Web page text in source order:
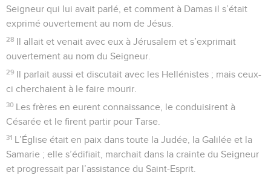
Seigneur qui lui avait parlé, et comment à Damas il s’était
exprimé ouvertement au nom de Jésus.
28 Il allait et venait avec eux à Jérusalem et s’exprimait
ouvertement au nom du Seigneur.
29 Il parlait aussi et discutait avec les Hellénistes ; mais ceux-
ci cherchaient à le faire mourir.
30 Les frères en eurent connaissance, le conduisirent à
Césarée et le firent partir pour Tarse.
31 L’Église était en paix dans toute la Judée, la Galilée et la
Samarie ; elle s’édifiait, marchait dans la crainte du Seigneur
et progressait par l’assistance du Saint-Esprit.